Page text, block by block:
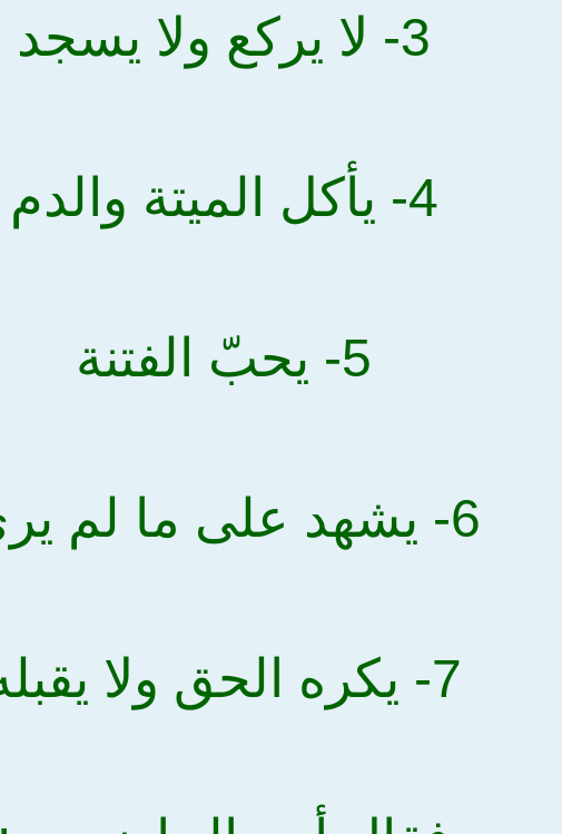
3- لا يركع ولا يسجد
4- يأكل الميتة والدم
5- يحبّ الفتنة
6- يشهد على ما لم يرى
7- يكره الحق ولا يقبله